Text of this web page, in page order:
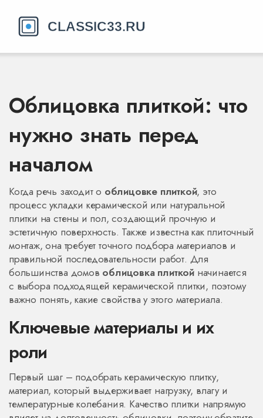
Облицовка плиткой: что
нужно знать перед
началом
Когда речь заходит о облицовке плиткой, это
процесс укладки керамической или натуральной
плитки на стены и пол, создающий прочную и
эстетичную поверхность. Также известна как плиточный
монтаж, она требует точного подбора материалов и
правильной последовательности работ. Для
большинства домов облицовка плиткой начинается
с выбора подходящей керамической плитки, поэтому
важно понять, какие свойства у этого материала.
Ключевые материалы и их
роли
Первый шаг – подобратькерамическую плитку,
материал, который выдерживает нагрузку, влагу и
температурные колебания. Качество плитки напрямую